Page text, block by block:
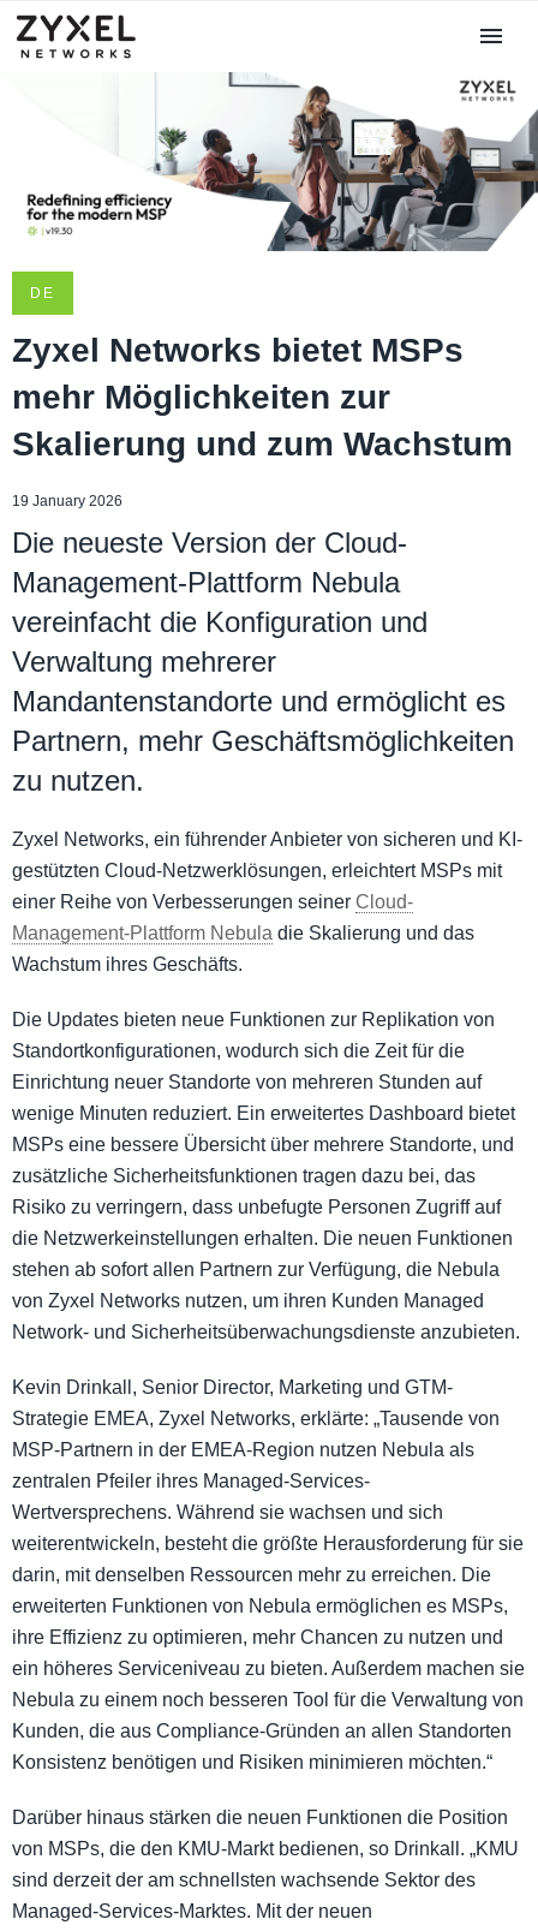
DE
Zyxel Networks bietet MSPs
mehr Möglichkeiten zur
Skalierung und zum Wachstum
19 January 2026
Die neueste Version der Cloud-
Management-Plattform Nebula
vereinfacht die Konfiguration und
Verwaltung mehrerer
Mandantenstandorte und ermöglicht es
Partnern, mehr Geschäftsmöglichkeiten
zu nutzen.
Zyxel Networks, ein führender Anbieter von sicheren und KI-
gestützten Cloud-Netzwerklösungen, erleichtert MSPs mit
einer Reihe von Verbesserungen seiner Cloud-
Management-Plattform Nebula die Skalierung und das
Wachstum ihres Geschäfts.
Die Updates bieten neue Funktionen zur Replikation von
Standortkonfigurationen, wodurch sich die Zeit für die
Einrichtung neuer Standorte von mehreren Stunden auf
wenige Minuten reduziert. Ein erweitertes Dashboard bietet
MSPs eine bessere Übersicht über mehrere Standorte, und
zusätzliche Sicherheitsfunktionen tragen dazu bei, das
Risiko zu verringern, dass unbefugte Personen Zugriff auf
die Netzwerkeinstellungen erhalten. Die neuen Funktionen
stehen ab sofort allen Partnern zur Verfügung, die Nebula
von Zyxel Networks nutzen, um ihren Kunden Managed
Network- und Sicherheitsüberwachungsdienste anzubieten.
Kevin Drinkall, Senior Director, Marketing und GTM-
Strategie EMEA, Zyxel Networks, erklärte: „Tausende von
MSP-Partnern in der EMEA-Region nutzen Nebula als
zentralen Pfeiler ihres Managed-Services-
Wertversprechens. Während sie wachsen und sich
weiterentwickeln, besteht die größte Herausforderung für sie
darin, mit denselben Ressourcen mehr zu erreichen. Die
erweiterten Funktionen von Nebula ermöglichen es MSPs,
ihre Effizienz zu optimieren, mehr Chancen zu nutzen und
ein höheres Serviceniveau zu bieten. Außerdem machen sie
Nebula zu einem noch besseren Tool für die Verwaltung von
Kunden, die aus Compliance-Gründen an allen Standorten
Konsistenz benötigen und Risiken minimieren möchten.“
Darüber hinaus stärken die neuen Funktionen die Position
von MSPs, die den KMU-Markt bedienen, so Drinkall. „KMU
sind derzeit der am schnellsten wachsende Sektor des
Managed-Services-Marktes. Mit der neuen